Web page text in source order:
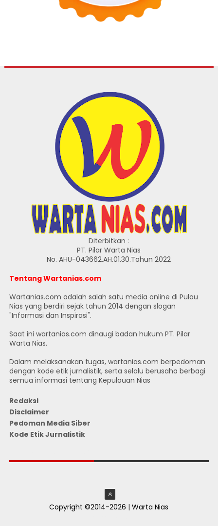
Diterbitkan :
PT. Pilar Warta Nias
No. AHU-043662.AH.01.30.Tahun 2022
Tentang Wartanias.com
Wartanias.com adalah salah satu media online di Pulau
Nias yang berdiri sejak tahun 2014 dengan slogan
"Informasi dan Inspirasi".
Saat ini wartanias.com dinaugi badan hukum PT. Pilar
Warta Nias.
Dalam melaksanakan tugas, wartanias.com berpedoman
dengan kode etik jurnalistik, serta selalu berusaha berbagi
semua informasi tentang Kepulauan Nias
Redaksi
Disclaimer
Pedoman Media Siber
Kode Etik Jurnalistik
Copyright ©2014-2026 | Warta Nias